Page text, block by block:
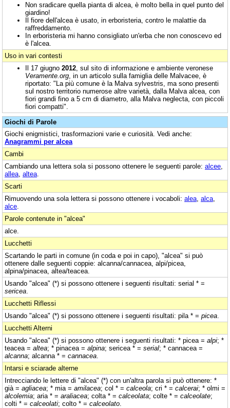
Non sradicare quella pianta di alcea, è molto bella in quel punto del
giardino!
Il fiore dell'alcea è usato, in erboristeria, contro le malattie da
raffreddamento.
In erboristeria mi hanno consigliato un'erba che non conoscevo ed
è l'alcea.
Uso in vari contesti
Il 17 giugno 2012 , sul sito di informazione e ambiente veronese
Veramente.org , in un articolo sulla famiglia delle Malvacee, è
riportato: "La più comune è la Malva sylvestris, ma sono presenti
sul nostro territorio numerose altre varietà, dalla Malva alcea, con
fiori grandi fino a 5 cm di diametro, alla Malva neglecta, con piccoli
fiori compatti".
Giochi di Parole
Giochi enigmistici, trasformazioni varie e curiosità. Vedi anche:
Anagrammi per alcea
Cambi
Cambiando una lettera sola si possono ottenere le seguenti parole: alcee
allea altea
Scarti
Rimuovendo una sola lettera si possono ottenere i vocaboli: alea alca
alce
Parole contenute in "alcea"
alce.
Lucchetti
Scartando le parti in comune (in coda e poi in capo), "alcea" si può
ottenere dalle seguenti coppie: alcanna/cannacea, alpi/picea,
alpina/pinacea, altea/teacea.
Usando "alcea" (*) si possono ottenere i seguenti risultati: serial * =
sericea
Lucchetti Riflessi
Usando "alcea" (*) si possono ottenere i seguenti risultati: pila * = picea
Lucchetti Alterni
Usando "alcea" (*) si possono ottenere i seguenti risultati: * picea = alpi; *
teacea = altea; * pinacea = alpina; sericea * = serial; * cannacea =
alcanna; alcanna * = cannacea
Intarsi e sciarade alterne
Intrecciando le lettere di "alcea" (*) con un'altra parola si può ottenere: *
già = agliacea; * mia = amilacea; col * = calceola; cri * = calcerai; * olmi =
alcolemia; aria * = araliacea; colta * = calceolata; colte * = calceolate;
colti * = calceolati; colto * = calceolato